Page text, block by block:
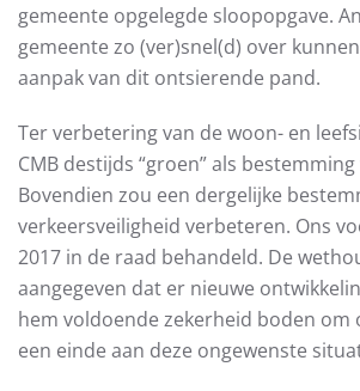
gemeente opgelegde sloopopgave.
gemeente zo (ver)snel(d) over
aanpak van dit ontsierende pand.
Ter verbetering van de woon- en
CMB destijds “groen” als
Bovendien zou een dergelijke
verkeersveiligheid verbeteren. Ons
2017 in de raad behandeld. De
aangegeven dat er nieuwe
hem voldoende zekerheid boden
een einde aan deze ongewenste